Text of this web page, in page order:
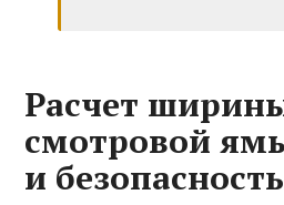
Расчет
смотровой
и безопасность